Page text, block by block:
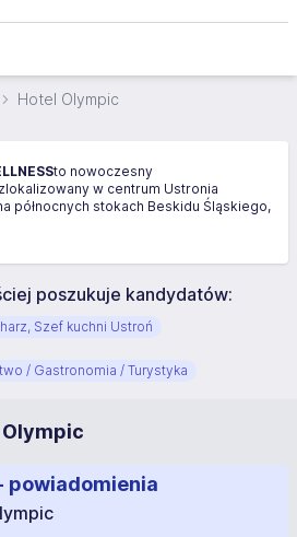
Hotel Olympic
to nowoczesny
w centrum Ustronia
północnych stokach Beskidu Śląskiego,
poszukuje kandydatów:
Szef kuchni Ustroń
/ Gastronomia / Turystyka
powiadomienia